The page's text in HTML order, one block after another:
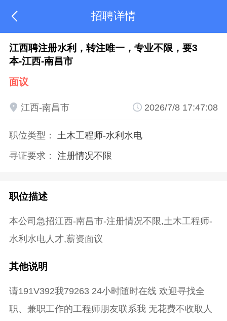
 招聘详情
江西聘注册水利，转注唯一，专业不限，要3
本-江西-南昌市
面议
 江西-南昌市  2026/7/8 17:47:08
职位类型： 土木工程师-水利水电
寻证要求： 注册情况不限
职位描述
本公司急招江西-南昌市-注册情况不限,土木工程师-
水利水电人才,薪资面议
其他说明
请191V392我79263 24小时随时在线 欢迎寻找全
职、兼职工作的工程师朋友联系我 无花费不收取人